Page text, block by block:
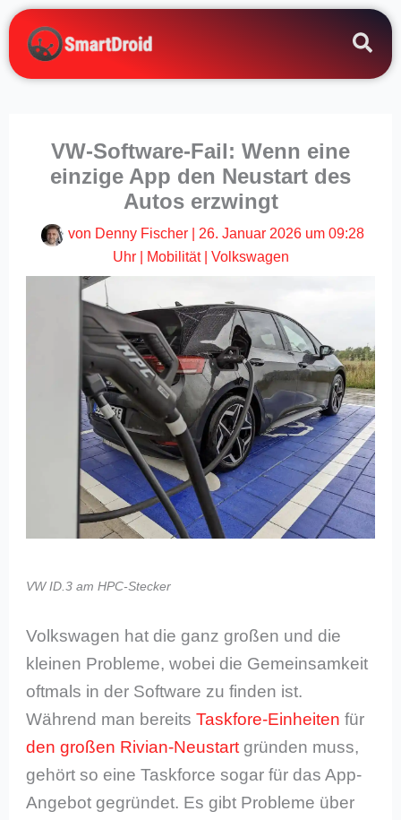
Zum
Inhalt
springen
VW-Software-Fail: Wenn eine
einzige App den Neustart des
Autos erzwingt
von Denny Fischer
26. Januar 2026 um 09:28
Uhr| Mobilität| Volkswagen
VW ID.3 am HPC-Stecker
Volkswagen hat die ganz großen und die
kleinen Probleme, wobei die Gemeinsamkeit
oftmals in der Software zu finden ist.
Während man bereitsTaskfore-Einheiten für
den großen Rivian-Neustart gründen muss,
gehört so eine Taskforce sogar für das App-
Angebot gegründet. Es gibt Probleme über